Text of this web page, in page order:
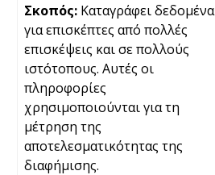
Καταγράφει δεδομένα
για επισκέπτες από πολλές
επισκέψεις και σε πολλούς
ιστότοπους. Αυτές οι
πληροφορίες
χρησιμοποιούνται για τη
μέτρηση της
αποτελεσματικότητας της
διαφήμισης.